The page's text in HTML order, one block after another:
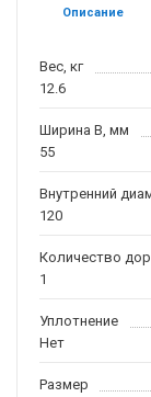
Описание
Вес, кг
12.6
Ширина B, мм
55
Внутренний
120
Количество
1
Уплотнение
Нет
Размер